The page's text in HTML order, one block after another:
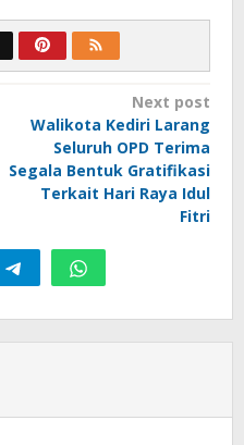
Next post
Walikota Kediri Larang
Seluruh OPD Terima
Segala Bentuk Gratifikasi
Terkait Hari Raya Idul
Fitri